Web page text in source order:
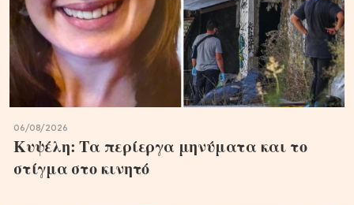
06/08/2026
Κυψέλη: Τα περίεργα μηνύματα και το
στίγμα στο κινητό